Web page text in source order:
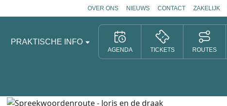
OVER ONS NIEUWS CONTACT ZAKELIJK
PRAKTISCHE INFO
AGENDA TICKETS ROUTES